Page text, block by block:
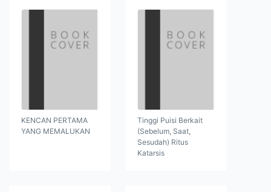
KENCAN PERTAMA
YANG MEMALUKAN
Tinggi Puisi Berkait
(Sebelum, Saat,
Sesudah) Ritus
Katarsis